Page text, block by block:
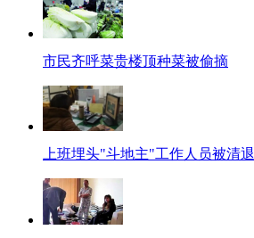
市民齐呼菜贵楼顶种菜被偷摘
上班埋头"斗地主"工作人员被清退